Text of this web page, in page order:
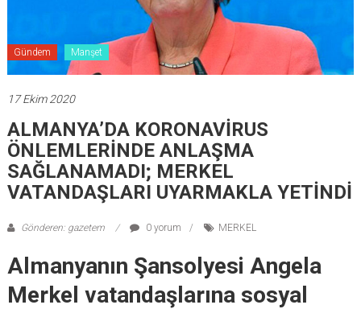
Gündem Manşet
17 Ekim 2020
ALMANYA’DA KORONAVİRUS
ÖNLEMLERİNDE ANLAŞMA
SAĞLANAMADI; MERKEL
VATANDAŞLARI UYARMAKLA YETİNDİ
Gönderen: gazetem 0 yorum MERKEL
Almanyanın Şansolyesi Angela
Merkel vatandaşlarına sosyal